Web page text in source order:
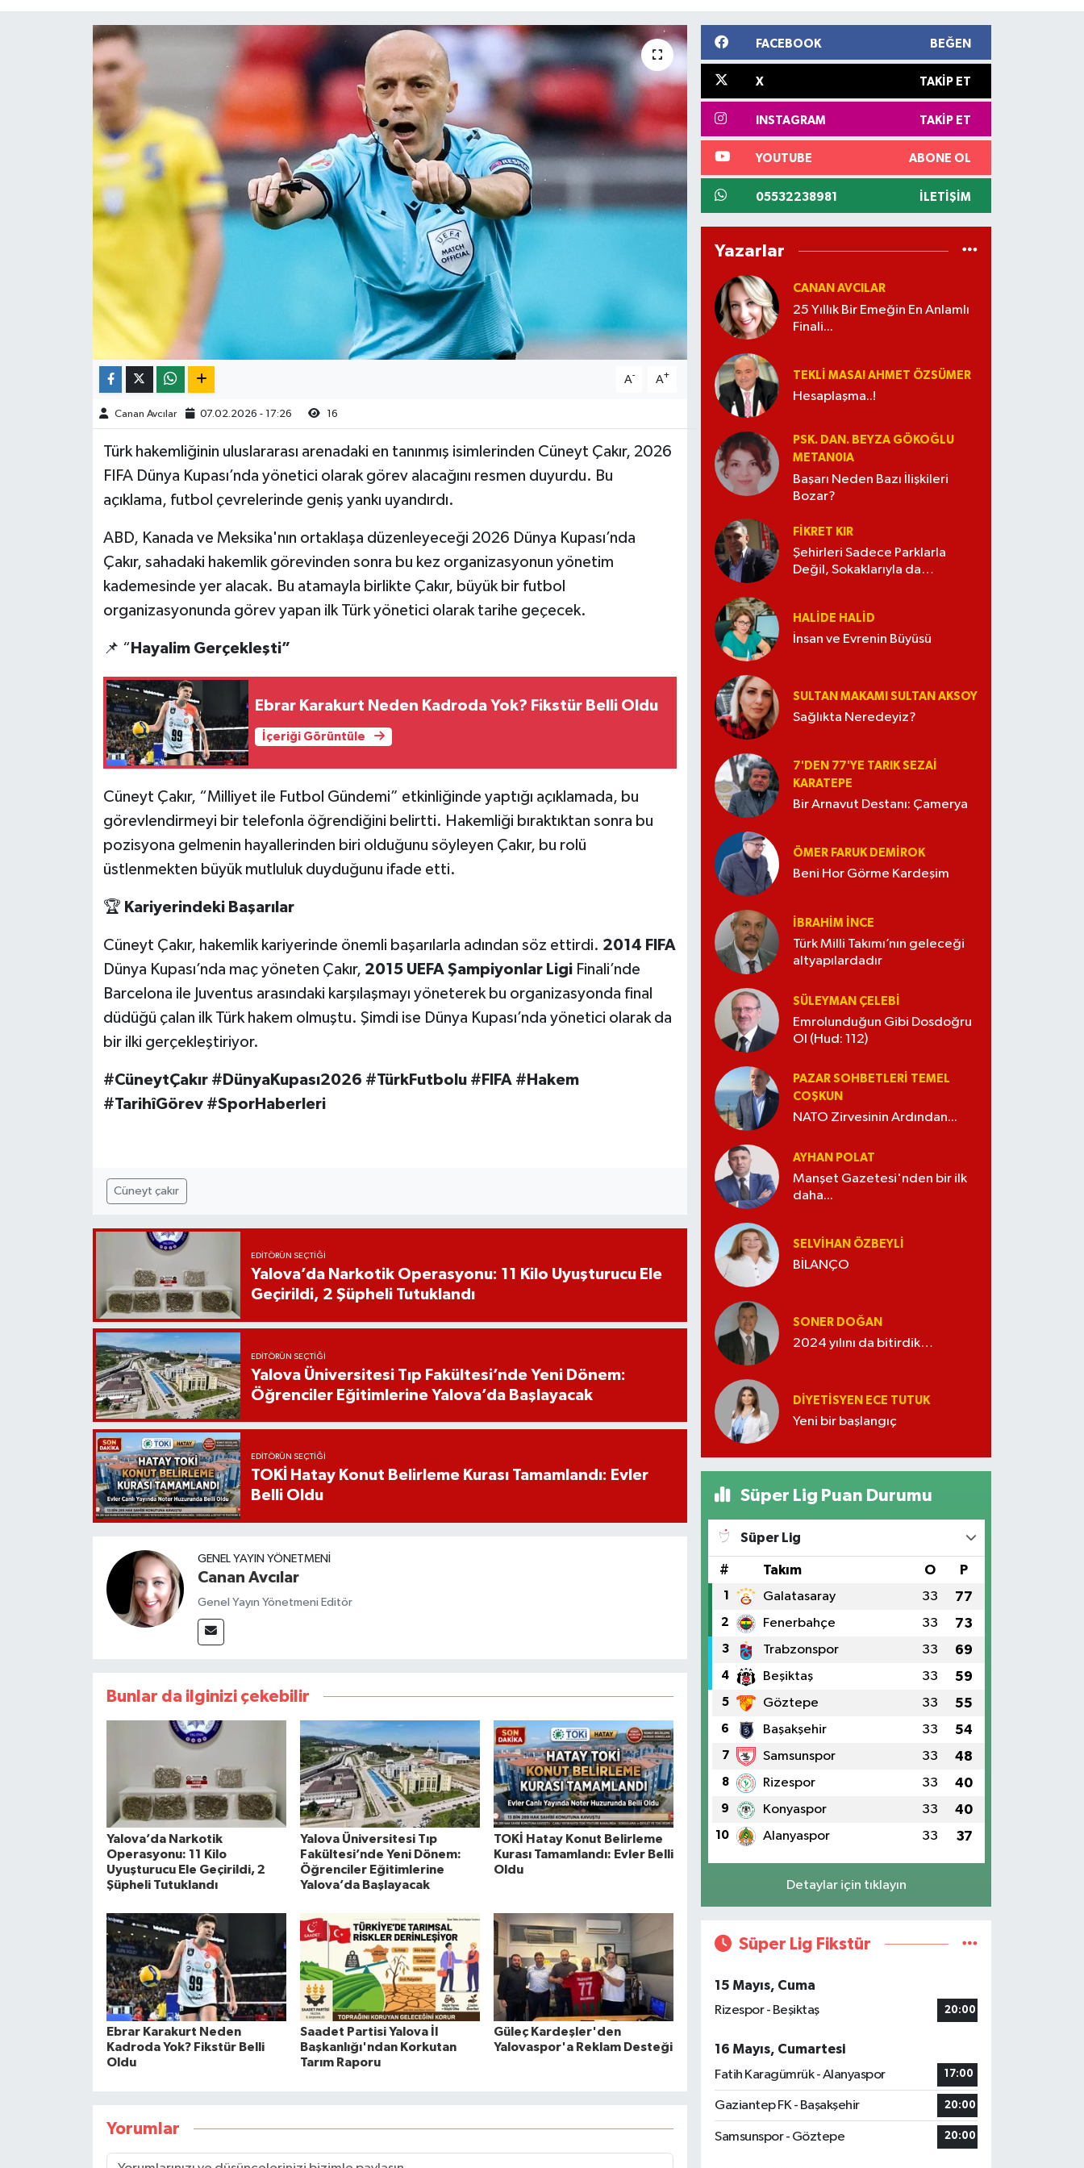
A- A+
Canan Avcılar 07.02.2026 - 17:26 16
Türk hakemliğinin uluslararası arenadaki en tanınmış isimlerinden Cüneyt Çakır, 2026
FIFA Dünya Kupası’nda yönetici olarak görev alacağını resmen duyurdu. Bu
açıklama, futbol çevrelerinde geniş yankı uyandırdı.
ABD, Kanada ve Meksika'nın ortaklaşa düzenleyeceği 2026 Dünya Kupası’nda
Çakır, sahadaki hakemlik görevinden sonra bu kez organizasyonun yönetim
kademesinde yer alacak. Bu atamayla birlikte Çakır, büyük bir futbol
organizasyonunda görev yapan ilk Türk yönetici olarak tarihe geçecek.
📌 “ Hayalim Gerçekleşti”
Ebrar Karakurt Neden Kadroda Yok? Fikstür Belli Oldu
İçeriği Görüntüle
Cüneyt Çakır, “Milliyet ile Futbol Gündemi” etkinliğinde yaptığı açıklamada, bu
görevlendirmeyi bir telefonla öğrendiğini belirtti. Hakemliği bıraktıktan sonra bu
pozisyona gelmenin hayallerinden biri olduğunu söyleyen Çakır, bu rolü
üstlenmekten büyük mutluluk duyduğunu ifade etti.
🏆 Kariyerindeki Başarılar
Cüneyt Çakır, hakemlik kariyerinde önemli başarılarla adından söz ettirdi. 2014 FIFA
Dünya Kupası’nda maç yöneten Çakır, 2015 UEFA Şampiyonlar LigiFinali’nde
Barcelona ile Juventus arasındaki karşılaşmayı yöneterek bu organizasyonda final
düdüğü çalan ilk Türk hakem olmuştu. Şimdi ise Dünya Kupası’nda yönetici olarak da
bir ilki gerçekleştiriyor.
#CüneytÇakır #DünyaKupası2026 #TürkFutbolu #FIFA #Hakem
#TarihîGörev #SporHaberleri
Cüneyt çakır
EDITÖRÜN SEÇTIĞI
Yalova’da Narkotik Operasyonu: 11 Kilo Uyuşturucu Ele
Geçirildi, 2 Şüpheli Tutuklandı
EDITÖRÜN SEÇTIĞI
Yalova Üniversitesi Tıp Fakültesi’nde Yeni Dönem:
Öğrenciler Eğitimlerine Yalova’da Başlayacak
EDITÖRÜN SEÇTIĞI
TOKİ Hatay Konut Belirleme Kurası Tamamlandı: Evler
Belli Oldu
GENEL YAYIN YÖNETMENI
Canan Avcılar
Genel Yayın Yönetmeni Editör
Bunlar da ilginizi çekebilir
Yalova’da Narkotik
Operasyonu: 11 Kilo
Uyuşturucu Ele Geçirildi, 2
Şüpheli Tutuklandı
Yalova Üniversitesi Tıp
Fakültesi’nde Yeni Dönem:
Öğrenciler Eğitimlerine
Yalova’da Başlayacak
TOKİ Hatay Konut Belirleme
Kurası Tamamlandı: Evler Belli
Oldu
Ebrar Karakurt Neden
Kadroda Yok? Fikstür Belli
Oldu
Saadet Partisi Yalova İl
Başkanlığı'ndan Korkutan
Tarım Raporu
Güleç Kardeşler'den
Yalovaspor'a Reklam Desteği
Yorumlar
FACEBOOK BEĞEN
X TAKIP ET
INSTAGRAM TAKIP ET
YOUTUBE ABONE OL
05532238981 İLETIŞIM
Yazarlar
CANAN AVCILAR
25 Yıllık Bir Emeğin En Anlamlı
Finali...
TEKLI MASA! AHMET ÖZSÜMER
Hesaplaşma..!
PSK. DAN. BEYZA GÖKOĞLU
METAN0IA
Başarı Neden Bazı İlişkileri
Bozar?
FIKRET KIR
Şehirleri Sadece Parklarla
Değil, Sokaklarıyla da
HALIDE HALID
İnsan ve Evrenin Büyüsü
SULTAN MAKAMI SULTAN AKSOY
Sağlıkta Neredeyiz?
7'DEN 77'YE TARIK SEZAI
KARATEPE
Bir Arnavut Destanı: Çamerya
ÖMER FARUK DEMIROK
Beni Hor Görme Kardeşim
İBRAHIM İNCE
Türk Milli Takımı’nın geleceği
altyapılardadır
SÜLEYMAN ÇELEBI
Emrolunduğun Gibi Dosdoğru
Ol (Hud: 112)
PAZAR SOHBETLERI TEMEL
COŞKUN
NATO Zirvesinin Ardından...
AYHAN POLAT
Manşet Gazetesi'nden bir ilk
daha...
SELVIHAN ÖZBEYLI
BİLANÇO
SONER DOĞAN
2024 yılını da bitirdik…
DIYETISYEN ECE TUTUK
Yeni bir başlangıç
Süper Lig Puan Durumu
Süper Lig
# Takım O P
1 Galatasaray 33 77
2 Fenerbahçe 33 73
3 Trabzonspor 33 69
4 Beşiktaş 33 59
5 Göztepe 33 55
6 Başakşehir 33 54
7 Samsunspor 33 48
8 Rizespor 33 40
9 Konyaspor 33 40
10 Alanyaspor 33 37
Detaylar için tıklayın
Süper Lig Fikstür
15 Mayıs, Cuma
Rizespor - Beşiktaş
20:00
16 Mayıs, Cumartesi
Fatih Karagümrük - Alanyaspor
17:00
Gaziantep FK - Başakşehir 20:00
Samsunspor - Göztepe 20:00